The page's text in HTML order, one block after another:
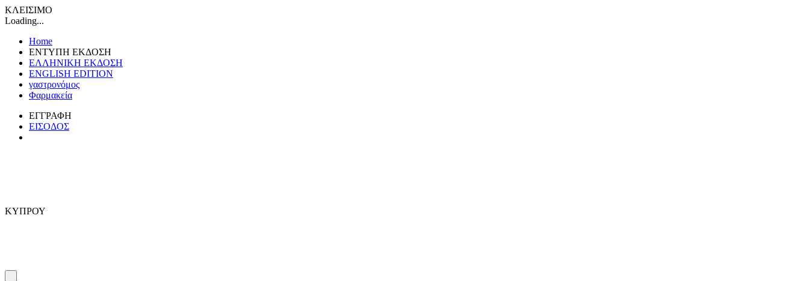
ΚΛΕΙΣΙΜΟ
Loading...
Home
ΕΝΤΥΠΗ ΕΚΔΟΣΗ
ΕΛΛΗΝΙΚΗ ΕΚΔΟΣΗ
ENGLISH EDITION
γαστρονόμος
Φαρμακεία
ΕΓΓΡΑΦΗ
ΕΙΣΟΔΟΣ
ΚΥΠΡΟΥ